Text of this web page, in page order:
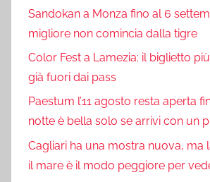
Sandokan a Monza fino al 6
migliore non comincia dalla tigre
Color Fest a Lamezia: il biglietto
già fuori dai pass
Paestum l’11 agosto resta aperta
notte è bella solo se arrivi con un
Cagliari ha una mostra nuova, ma
il mare è il modo peggiore per